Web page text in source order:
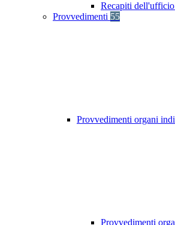
Recapiti dell'ufficio
Provvedimenti 55
Provvedimenti organi
Provvedimenti